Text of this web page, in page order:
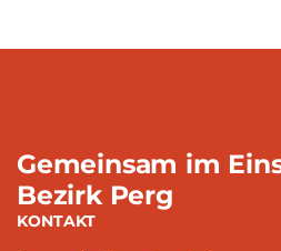
Gemeinsam im
Bezirk Perg
KONTAKT